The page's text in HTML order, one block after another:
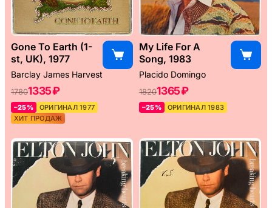
Gone To Earth (1-
st, UK), 1977
Barclay James Harvest
17801335 ₽
–25%
ОРИГИНАЛ 1977
ХИТ ПРОДАЖ
My Life For A
Song, 1983
Placido Domingo
18201365 ₽
–25% ОРИГИНАЛ 1983